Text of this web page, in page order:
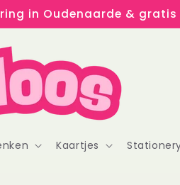
in Oudenaarde & gratis
Kaartjes